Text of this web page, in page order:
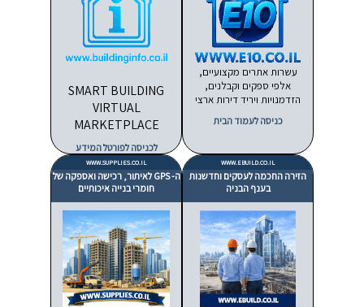
עשרות אתרים מקצועיים,
אלפי ספקים וקבלנים,
הזדמנויות ויריד דירות ארצי
כניסה לעמוד הבית
SMART BUILDING
VIRTUAL
MARKETPLACE
לכניסה לפורטל המידע
WWW.EBUILD.CO.IL
הזירה החכמה לעסקים וחדשנות
בענף הבניה
WWW.SUPPLIES.CO.IL
ה- GPS לאיתור, רכישה ואספקה של
חומרי בנייה איכותיים